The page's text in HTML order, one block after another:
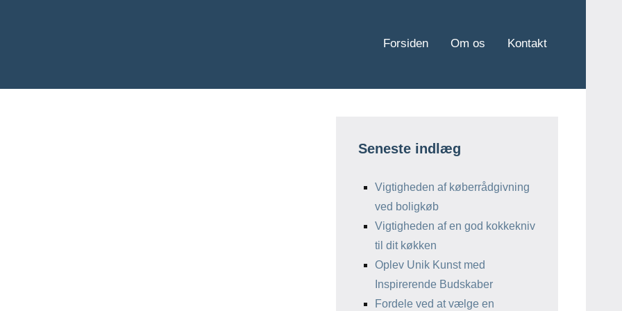
Forsiden Om os Kontakt
Seneste indlæg
Vigtigheden af køberrådgivning
ved boligkøb
Vigtigheden af en god kokkekniv
til dit køkken
Oplev Unik Kunst med
Inspirerende Budskaber
Fordele ved at vælge en